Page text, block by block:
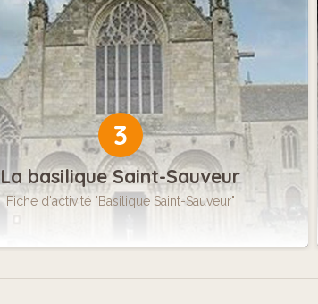
3
La basilique Saint-Sauveur
Fiche d'activité "Basilique Saint-Sauveur"